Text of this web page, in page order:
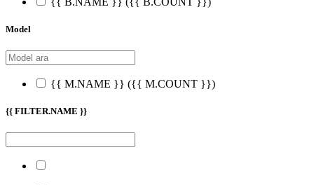
Model
{{ M.NAME }} ({{ M.COUNT }})
{{ FILTER.NAME }}